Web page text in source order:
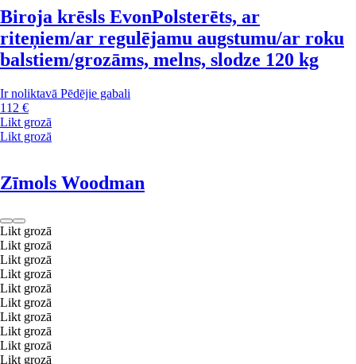
Biroja krēsls EvonPolsterēts, ar
riteņiem/ar regulējamu augstumu/ar roku
balstiem/grozāms, melns, slodze 120 kg
Ir noliktavā Pēdējie gabali
112 €
Likt grozā
Likt grozā
Zīmols Woodman
Likt grozā
Likt grozā
Likt grozā
Likt grozā
Likt grozā
Likt grozā
Likt grozā
Likt grozā
Likt grozā
Likt grozā